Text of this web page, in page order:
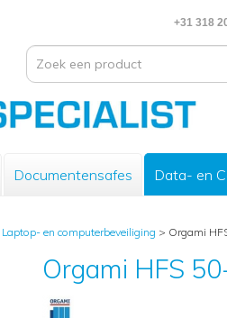
+31 318
Documentensafes Data- en
Laptop- en computerbeveiliging > Orgami
Orgami HFS